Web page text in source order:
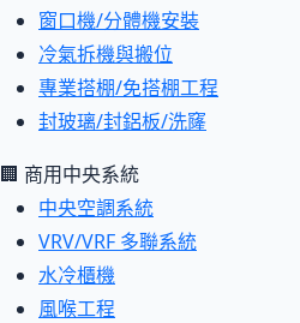
窗口機/分體機安裝
冷氣拆機與搬位
專業搭棚/免搭棚工程
封玻璃/封鋁板/洗窿
🏢 商用中央系統
中央空調系統
VRV/VRF 多聯系統
水冷櫃機
風喉工程